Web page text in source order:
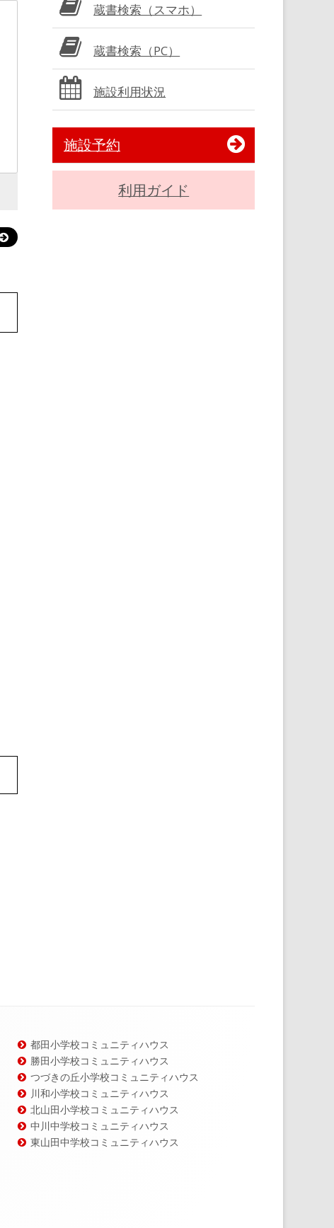
蔵書検索（スマホ）
蔵書検索（PC）
施設利用状況
施設予約
利用ガイド
都田小学校コミュニティハウス
勝田小学校コミュニティハウス
つづきの丘小学校コミュニティハウス
川和小学校コミュニティハウス
北山田小学校コミュニティハウス
中川中学校コミュニティハウス
東山田中学校コミュニティハウス